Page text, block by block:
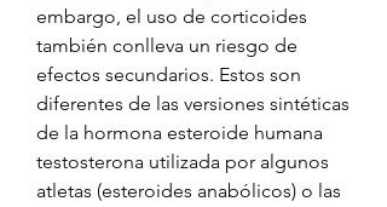
embargo, el uso de corticoides
también conlleva un riesgo de
efectos secundarios. Estos son
diferentes de las versiones sintéticas
de la hormona esteroide humana
testosterona utilizada por algunos
atletas (esteroides anabólicos) o las